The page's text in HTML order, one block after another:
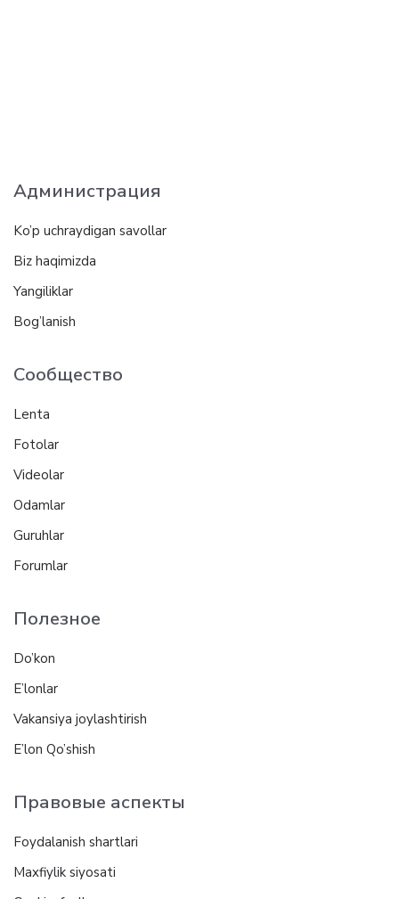
Администрация
Ko’p uchraydigan savollar
Biz haqimizda
Yangiliklar
Bog’lanish
Сообщество
Lenta
Fotolar
Videolar
Odamlar
Guruhlar
Forumlar
Полезное
Do’kon
E’lonlar
Vakansiya joylashtirish
E’lon Qo’shish
Правовые аспекты
Foydalanish shartlari
Maxfiylik siyosati